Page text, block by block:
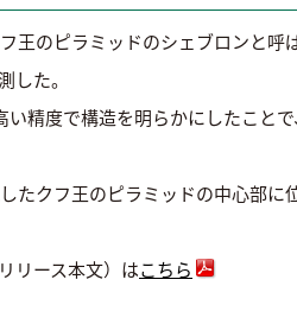
フ王のピラミッドのシェブロンと
した。
い精度で構造を明らかにしたこと
たクフ王のピラミッドの中心部
リース本文）はこちら